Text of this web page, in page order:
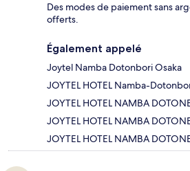
Des modes de paiement sans
offerts.
Également appelé
Joytel Namba Dotonbori Osaka
JOYTEL HOTEL Namba-
JOYTEL HOTEL NAMBA
JOYTEL HOTEL NAMBA
JOYTEL HOTEL NAMBA